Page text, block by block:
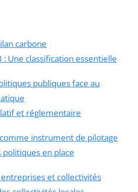
carbone
: Une classification essentielle
publiques face au
et réglementaire
instrument de pilotage
politiques en place
entreprises et collectivités